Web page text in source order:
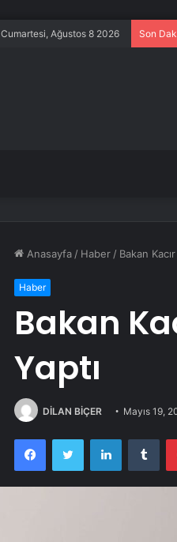
Cumartesi, Ağustos 8 2026 Son
Anasayfa / Haber / Bakan
Haber
Bakan
Yaptı
DİLAN BİÇER Mayıs 19,
FacebookTwitter LinkedIn